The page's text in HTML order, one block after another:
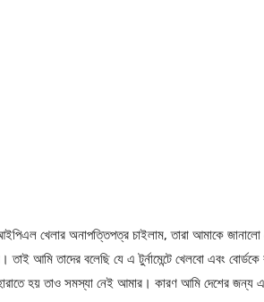
খেলার অনাপত্তিপত্র চাইলাম, তারা আমাকে জানালো
তাই আমি তাদের বলেছি যে এ টুর্নামেন্টে খেলবো এবং
হয় তাও সমস্যা নেই আমার। কারণ আমি দেশের জন্য